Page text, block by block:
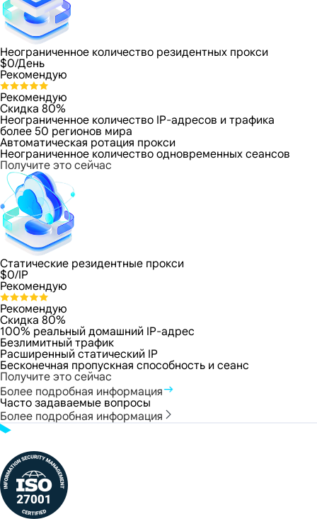
Неограниченное количество резидентных прокси
$0/День
Рекомендую
Рекомендую
Скидка 80%
Неограниченное количество IP-адресов и трафика
более 50 регионов мира
Автоматическая ротация прокси
Неограниченное количество одновременных сеансов
Получите это сейчас
Статические резидентные прокси
$0/IP
Рекомендую
Рекомендую
Скидка 80%
100% реальный домашний IP-адрес
Безлимитный трафик
Расширенный статический IP
Бесконечная пропускная способность и сеанс
Получите это сейчас
Более подробная информация
Часто задаваемые вопросы
Более подробная информация